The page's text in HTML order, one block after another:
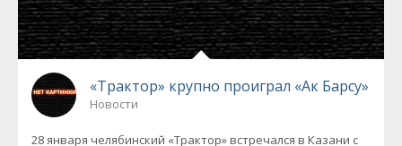
«Трактор» крупно проиграл «Ак Барсу»
Новости
28 января челябинский «Трактор» встречался в Казани с